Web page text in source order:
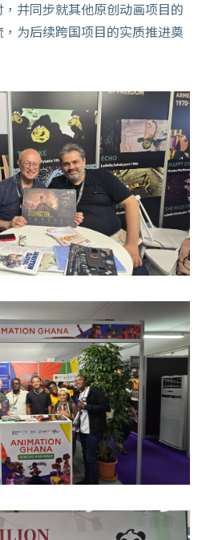
并同步就其他原创动画项目的
为后续跨国项目的实质推进奠